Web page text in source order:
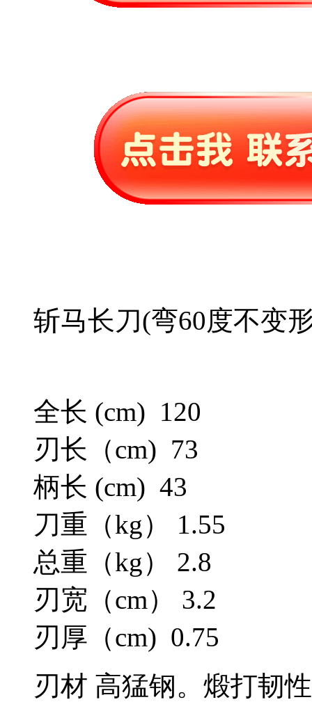
斩马长刀(弯60度不变
全长 (cm) 120
刃长（cm) 73
柄长 (cm) 43
刀重（kg） 1.55
总重（kg） 2.8
刃宽（cm） 3.2
刃厚（cm) 0.75
刃材 高猛钢。煅打韧